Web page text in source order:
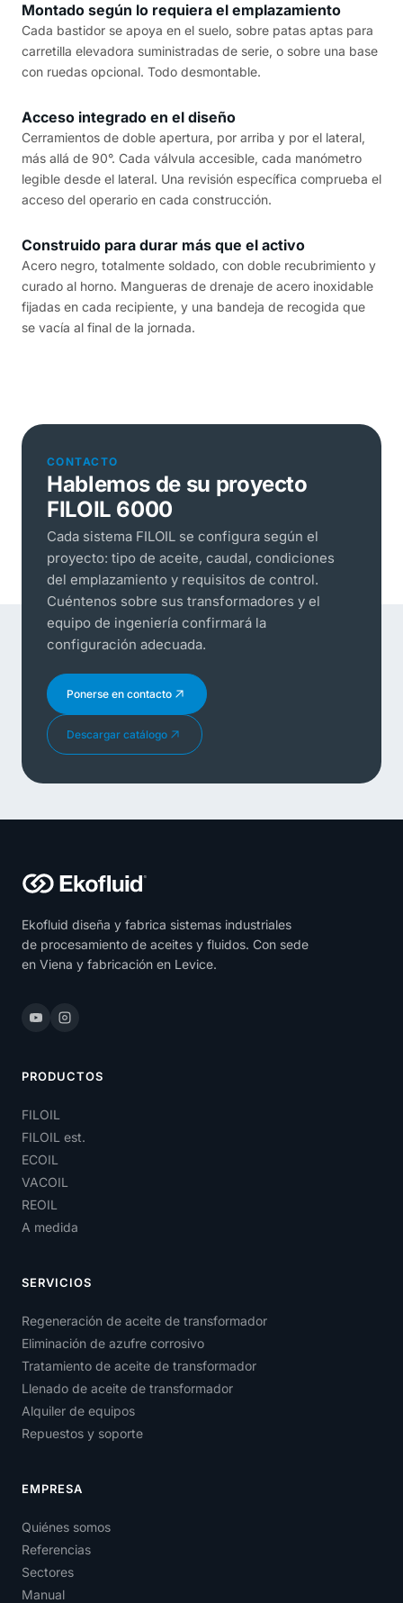
Montado según lo requiera el emplazamiento
Cada bastidor se apoya en el suelo, sobre patas aptas para
carretilla elevadora suministradas de serie, o sobre una base
con ruedas opcional. Todo desmontable.
Acceso integrado en el diseño
Cerramientos de doble apertura, por arriba y por el lateral,
más allá de 90°. Cada válvula accesible, cada manómetro
legible desde el lateral. Una revisión específica comprueba el
acceso del operario en cada construcción.
Construido para durar más que el activo
Acero negro, totalmente soldado, con doble recubrimiento y
curado al horno. Mangueras de drenaje de acero inoxidable
fijadas en cada recipiente, y una bandeja de recogida que
se vacía al final de la jornada.
CONTACTO
Hablemos de su proyecto
FILOIL 6000
Cada sistema FILOIL se configura según el
proyecto: tipo de aceite, caudal, condiciones
del emplazamiento y requisitos de control.
Cuéntenos sobre sus transformadores y el
equipo de ingeniería confirmará la
configuración adecuada.
Ponerse en contacto
Descargar catálogo
Ekofluid diseña y fabrica sistemas industriales
de procesamiento de aceites y fluidos. Con sede
en Viena y fabricación en Levice.
PRODUCTOS
FILOIL
FILOIL est.
ECOIL
VACOIL
REOIL
A medida
SERVICIOS
Regeneración de aceite de transformador
Eliminación de azufre corrosivo
Tratamiento de aceite de transformador
Llenado de aceite de transformador
Alquiler de equipos
Repuestos y soporte
EMPRESA
Quiénes somos
Referencias
Sectores
Manual